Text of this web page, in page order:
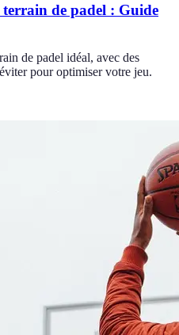
de padel : Guide
de padel idéal, avec des
pour optimiser votre jeu.